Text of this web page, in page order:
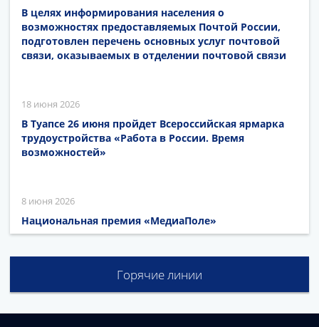
В целях информирования населения о
возможностях предоставляемых Почтой России,
подготовлен перечень основных услуг почтовой
связи, оказываемых в отделении почтовой связи
18 июня 2026
В Туапсе 26 июня пройдет Всероссийская ярмарка
трудоустройства «Работа в России. Время
возможностей»
8 июня 2026
Национальная премия «МедиаПоле»
Горячие линии